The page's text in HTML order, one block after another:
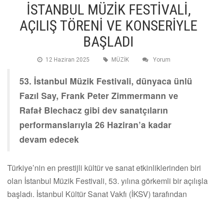
İSTANBUL MÜZİK FESTİVALİ,
AÇILIŞ TÖRENİ VE KONSERİYLE
BAŞLADI
12 Haziran 2025 MÜZİK Yorum
53. İstanbul Müzik Festivali, dünyaca ünlü
Fazıl Say, Frank Peter Zimmermann ve
Rafał Blechacz gibi dev sanatçıların
performanslarıyla 26 Haziran’a kadar
devam edecek
Türkiye’nin en prestijli kültür ve sanat etkinliklerinden biri
olan İstanbul Müzik Festivali, 53. yılına görkemli bir açılışla
başladı. İstanbul Kültür Sanat Vakfı (İKSV) tarafından